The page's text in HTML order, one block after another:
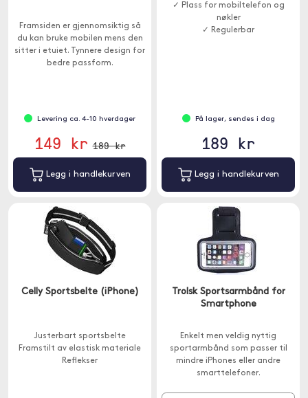
Framsiden er gjennomsiktig så
du kan bruke mobilen mens den
sitter i etuiet. Tynnere design for
bedre passform.
Levering ca. 4-10 hverdager
149 kr 189 kr
Legg i handlekurven
✓ Plass for mobiltelefon og
nøkler
✓ Regulerbar
På lager, sendes i dag
189 kr
Legg i handlekurven
Celly Sportsbelte (iPhone)
Justerbart sportsbelte
Framstilt av elastisk materiale
Reflekser
Trolsk Sportsarmbånd for
Smartphone
Enkelt men veldig nyttig
sportarmbånd som passer til
mindre iPhones eller andre
smarttelefoner.